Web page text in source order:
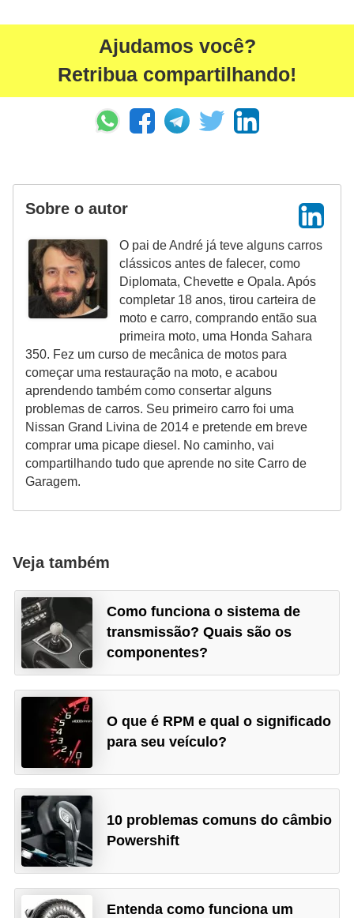
Ajudamos você?
Retribua compartilhando!
Sobre o autor
O pai de André já teve alguns carros
clássicos antes de falecer, como
Diplomata, Chevette e Opala. Após
completar 18 anos, tirou carteira de
moto e carro, comprando então sua
primeira moto, uma Honda Sahara
350. Fez um curso de mecânica de motos para
começar uma restauração na moto, e acabou
aprendendo também como consertar alguns
problemas de carros. Seu primeiro carro foi uma
Nissan Grand Livina de 2014 e pretende em breve
comprar uma picape diesel. No caminho, vai
compartilhando tudo que aprende no site Carro de
Garagem.
Veja também
Como funciona o sistema de
transmissão? Quais são os
componentes?
O que é RPM e qual o significado
para seu veículo?
10 problemas comuns do câmbio
Powershift
Entenda como funciona um
s
é
c
o
s
e
h
r
i
d
o
s